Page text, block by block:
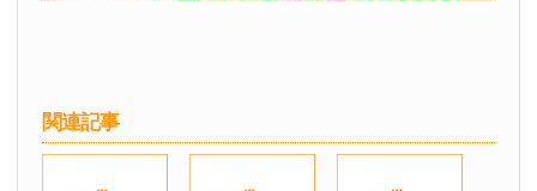
関連記事